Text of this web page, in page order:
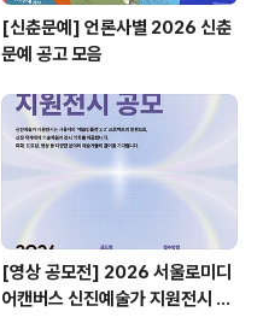
[신춘문예] 언론사별 2026 신춘
문예 공고 모음
[영상 공모전] 2026 서울로미디
어캔버스 신진예술가 지원전시 공